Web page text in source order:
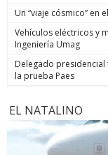
Un “viaje cósmico” en
Vehículos eléctricos y
Ingeniería Umag
Delegado
la prueba Paes
EL NATALINO